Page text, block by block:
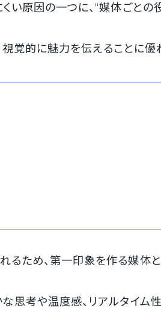
い原因の一つに、“媒体ごとの
的に魅力を伝えることに優
るため、第一印象を作る媒体
な思考や温度感、リアルタイ